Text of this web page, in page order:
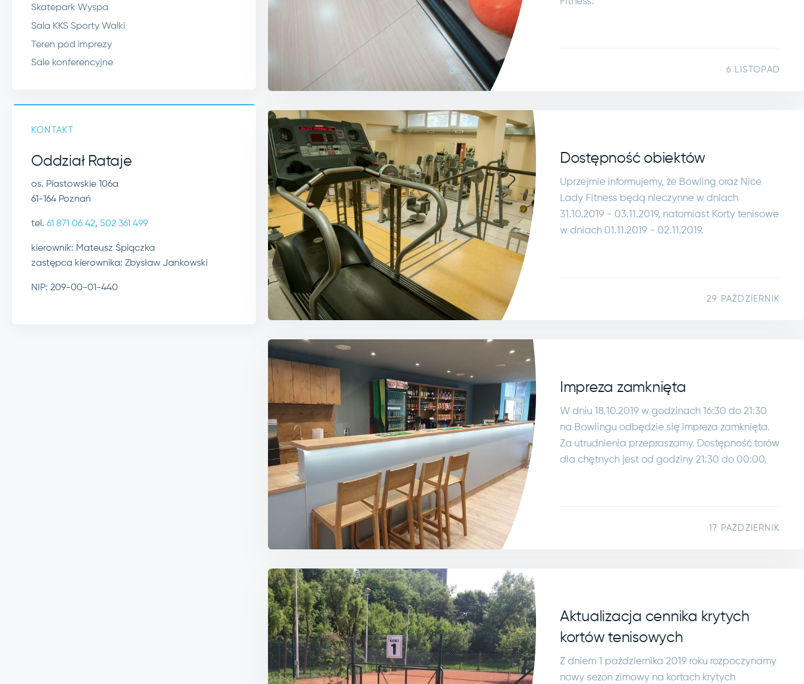
Skatepark Wyspa
Sala KKS Sporty Walki
Teren pod imprezy
Sale konferencyjne
KONTAKT
Oddział Rataje
os. Piastowskie 106a
61-164 Poznań
tel. 61 871 06 42, 502 361 499
kierownik: Mateusz Śpiączka
zastępca kierownika: Zbysław Jankowski
NIP: 209-00-01-440
6 LISTOPAD
Dostępność obiektów
Uprzejmie informujemy, że Bowling oraz Nice
Lady Fitness będą nieczynne w dniach
31.10.2019 - 03.11.2019, natomiast Korty tenisowe
w dniach 01.11.2019 - 02.11.2019.
29 PAŹDZIERNIK
Impreza zamknięta
W dniu 18.10.2019 w godzinach 16:30 do 21:30
na Bowlingu odbędzie się impreza zamknięta.
Za utrudnienia przepraszamy. Dostępność torów
dla chętnych jest od godziny 21:30 do 00:00.
17 PAŹDZIERNIK
Aktualizacja cennika krytych
kortów tenisowych
Z dniem 1 października 2019 roku rozpoczynamy
nowy sezon zimowy na kortach krytych